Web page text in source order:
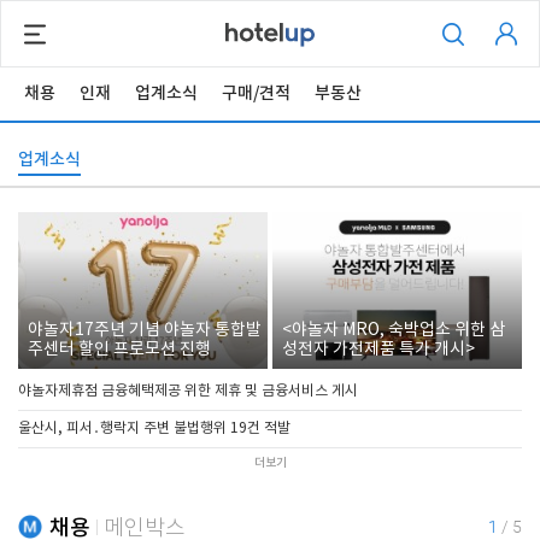
채용 인재 업계소식 구매/견적 부동산
업계소식
야놀자17주년 기념 야놀자 통합발
주센터 할인 프로모션 진행
<야놀자 MRO, 숙박업소 위한 삼
성전자 가전제품 특가 개시>
야놀자제휴점 금융혜택제공 위한 제휴 및 금융서비스 게시
울산시, 피서․행락지 주변 불법행위 19건 적발
더보기
채용 메인박스 1 / 5